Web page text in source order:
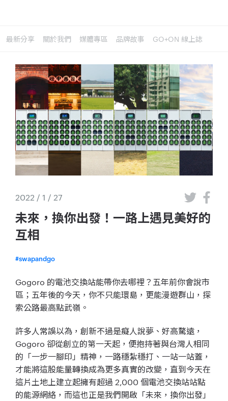
最新分享 關於我們 媒體專區 品牌故事 GO+ON 線上誌
2022 / 1 / 27
未來，換你出發！一路上遇見美好的
互相
#swapandgo
Gogoro 的電池交換站能帶你去哪裡？五年前你會說市
區；五年後的今天，你不只能環島，更能漫遊群山，探
索公路最高點武嶺。
許多人常誤以為，創新不過是癡人說夢、好高騖遠，
Gogoro 卻從創立的第一天起，便抱持著與台灣人相同
的「一步一腳印」精神，一路穩紮穩打、一站一站蓋，
才能將這股能量轉換成為更多真實的改變，直到今天在
這片土地上建立起擁有超過 2,000 個電池交換站站點
的能源網絡，而這也正是我們開啟「未來，換你出發」